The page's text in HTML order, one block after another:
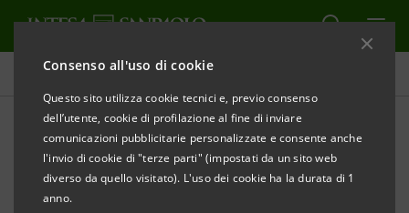
Consenso all'uso di cookie
Questo sito utilizza cookie tecnici e, previo consenso
dell’utente, cookie di profilazione al fine di inviare
comunicazioni pubblicitarie personalizzate e consente anche
l'invio di cookie di "terze parti" (impostati da un sito web
diverso da quello visitato). L'uso dei cookie ha la durata di 1
anno.
Comunicati stampa
STAMPA
AGGIORNA
COMUNICATO STAMPA